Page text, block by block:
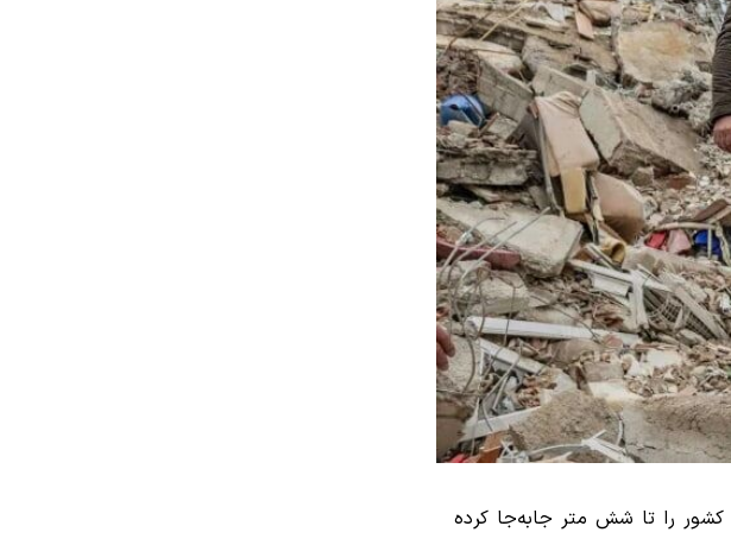
کشور را تا شش متر جابه‌جا کرده